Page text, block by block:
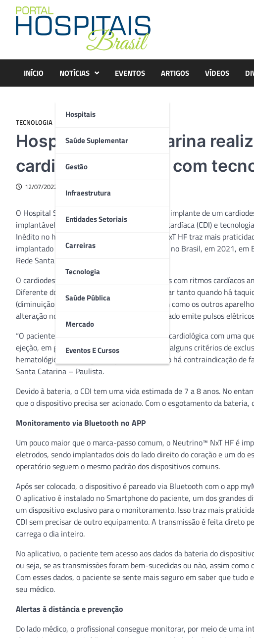
content
INÍCIO NOTÍCIAS
Hospitais
Saúde Suplementar
Gestão
Infraestrutura
Entidades Setoriais
Carreiras
Tecnologia
Saúde Pública
Mercado
Eventos E Cursos
EVENTOS ARTIGOS VÍDEOS
TECNOLOGIA
Hospital Santa Catarina
cardiodesfibrilador com
12/07/2022
O Hospital Santa Catarina realizou o primeiro implante de um
implantável com terapia de ressincronização cardíaca (CDI) e
Inédito no hospital, o dispositivo Neutrino™ NxT HF traz mais
implantado pela primeira vez em um paciente no Brasil, em 2021,
Rede Santa Catarina.
O cardiodesfibrilador é indicado para pacientes com ritmos cardíacos
Diferente do marca-passo, o CDI pode trabalhar tanto quando há
(diminuição anormal do ritmo cardíaco). Assim como os outros
alteração no ritmo do coração e quando acionado emite pulsos
“O paciente elegível é o que tem uma doença cardiológica com uma
ejeção, em geral, abaixo de 35 a 45%. Existem alguns critérios de
hematológicas, oncológicas e pulmonares. Não há contraindicação de
Santa Catarina – Paulista.
Devido à bateria, o CDI tem uma vida estimada de 7 a 8 anos. No
que o dispositivo precisa ser acionado. Com o esgotamento da
Monitoramento via Bluetooth no APP
Um pouco maior que o marca-passo comum, o Neutrino™ NxT HF é
eletrodos, sendo implantados dois do lado direito do coração e um do
operatório seguem o mesmo padrão dos dispositivos comuns.
Após ser colocado, o dispositivo é pareado via Bluetooth com o app
O aplicativo é instalado no Smartphone do paciente, um dos grandes
um dispositivo exclusivo para o monitoramento. Isso traz mais
CDI sem precisar de outro equipamento. A transmissão é feita direto
carrega o dia inteiro.
No aplicativo, o paciente tem acesso aos dados da bateria do
ou seja, se as transmissões foram bem-sucedidas ou não, assim
Com esses dados, o paciente se sente mais seguro em saber que
seu médico.
Alertas à distância e prevenção
Do lado médico, o profissional consegue monitorar, por meio de uma